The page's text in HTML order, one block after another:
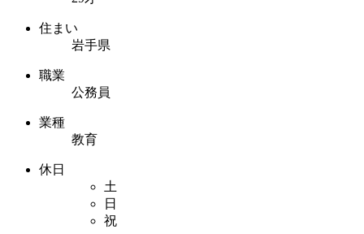
住まい
岩手県
職業
公務員
業種
教育
休日
土
日
祝